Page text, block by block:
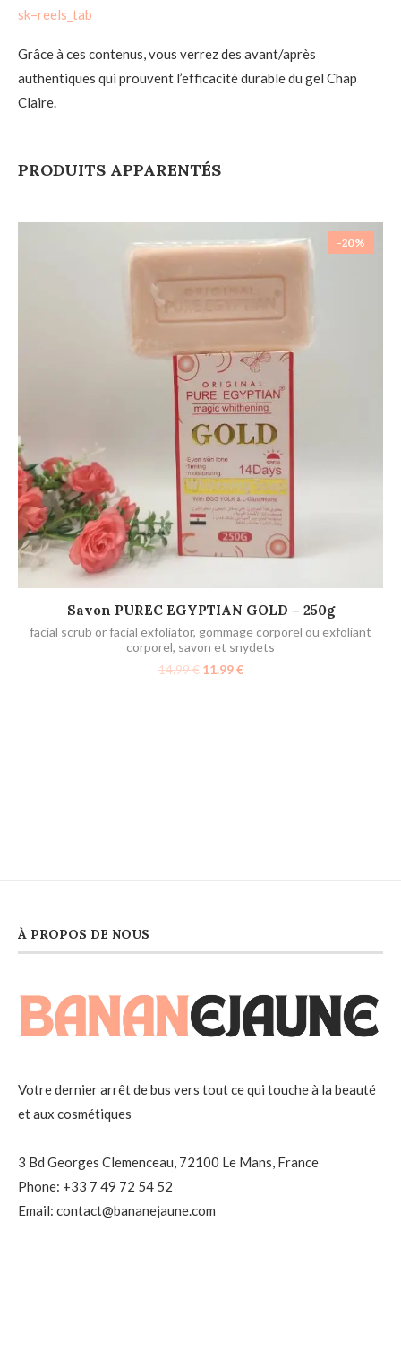
sk=reels_tab
Grâce à ces contenus, vous verrez des avant/après
authentiques qui prouvent l’efficacité durable du gel Chap
Claire.
PRODUITS APPARENTÉS
-20%
AJOUTER AU PANIER
Savon PUREC EGYPTIAN GOLD – 250g
facial scrub or facial exfoliator, gommage corporel ou exfoliant
corporel, savon et snydets
14.99€ 11.99€
À PROPOS DE NOUS
Votre dernier arrêt de bus vers tout ce qui touche à la beauté
et aux cosmétiques
3 Bd Georges Clemenceau, 72100 Le Mans, France
Phone: +33 7 49 72 54 52
Email: contact@bananejaune.com